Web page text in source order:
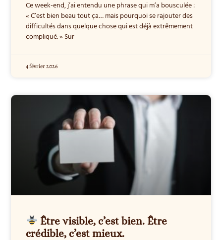
Ce week-end, j’ai entendu une phrase qui m’a bousculée :
« C’est bien beau tout ça… mais pourquoi se rajouter des
difficultés dans quelque chose qui est déjà extrêmement
compliqué. » Sur
4 février 2026
Être visible, c’est bien. Être
crédible, c’est mieux.